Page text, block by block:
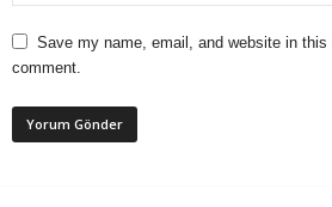
Save my name, email, and website in this
comment.